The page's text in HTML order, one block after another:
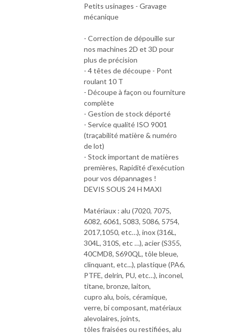
Petits usinages - Gravage
mécanique
- Correction de dépouille sur
nos machines 2D et 3D pour
plus de précision
- 4 têtes de découpe - Pont
roulant 10 T
- Découpe à façon ou fourniture
complète
- Gestion de stock déporté
- Service qualité ISO 9001
(traçabilité matière & numéro
de lot)
- Stock important de matières
premières, Rapidité d’exécution
pour vos dépannages !
DEVIS SOUS 24 H MAXI
Matériaux : alu (7020, 7075,
6082, 6061, 5083, 5086, 5754,
2017,1050, etc…), inox (316L,
304L, 310S, etc …), acier (S355,
40CMD8, S690QL, tôle bleue,
clinquant, etc...), plastique (PA6,
PTFE, delrin, PU, etc…), inconel,
titane, bronze, laiton,
cupro alu, bois, céramique,
verre, bi composant, matériaux
alevolaires, joints,
tôles fraisées ou restifiées, alu